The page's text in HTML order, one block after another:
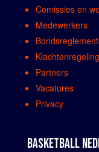
Comissies en
Medewerkers
Klachtenregeling
Partners
Vacatures
Privacy
BASKETBALL